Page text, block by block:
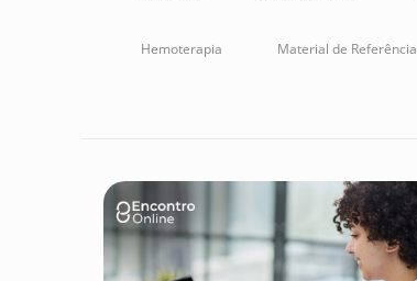
Hemoterapia Material de